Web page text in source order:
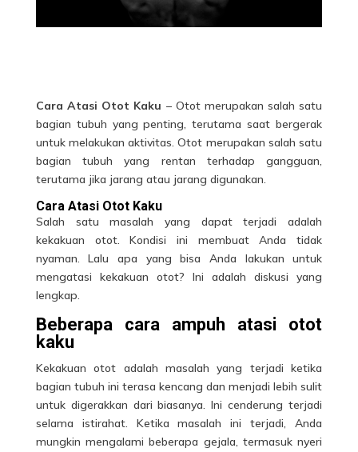
Cara Atasi Otot Kaku – Otot merupakan salah satu
bagian tubuh yang penting, terutama saat bergerak
untuk melakukan aktivitas. Otot merupakan salah satu
bagian tubuh yang rentan terhadap gangguan,
terutama jika jarang atau jarang digunakan.
Cara Atasi Otot Kaku
Salah satu masalah yang dapat terjadi adalah
kekakuan otot. Kondisi ini membuat Anda tidak
nyaman. Lalu apa yang bisa Anda lakukan untuk
mengatasi kekakuan otot? Ini adalah diskusi yang
lengkap.
Beberapa cara ampuh atasi otot
kaku
Kekakuan otot adalah masalah yang terjadi ketika
bagian tubuh ini terasa kencang dan menjadi lebih sulit
untuk digerakkan dari biasanya. Ini cenderung terjadi
selama istirahat. Ketika masalah ini terjadi, Anda
mungkin mengalami beberapa gejala, termasuk nyeri